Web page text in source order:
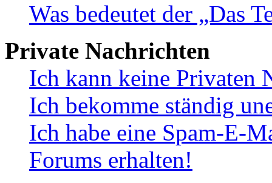
Was bedeutet der „Das
Private Nachrichten
Ich kann keine Privaten
Ich bekomme ständig
Ich habe eine Spam-E-
Forums erhalten!